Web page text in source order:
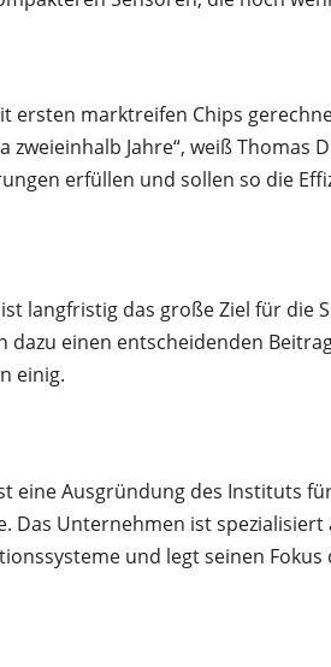
ersten marktreifen Chips
Jahre“, weiß Thomas
erfüllen und sollen so die
langfristig das große Ziel für die
dazu einen entscheidenden
einig.
eine Ausgründung des Instituts
Das Unternehmen ist spezialisiert
und legt seinen Fokus